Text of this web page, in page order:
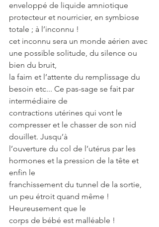
enveloppé de liquide amniotique
protecteur et nourricier, en symbiose
totale ; à l’inconnu !
cet inconnu sera un monde aérien avec
une possible solitude, du silence ou
bien du bruit,
la faim et l’attente du remplissage du
besoin etc... Ce pas-sage se fait par
intermédiaire de
contractions utérines qui vont le
compresser et le chasser de son nid
douillet. Jusqu’à
l’ouverture du col de l’utérus par les
hormones et la pression de la tête et
enfin le
franchissement du tunnel de la sortie,
un peu étroit quand même !
Heureusement que le
corps de bébé est malléable !